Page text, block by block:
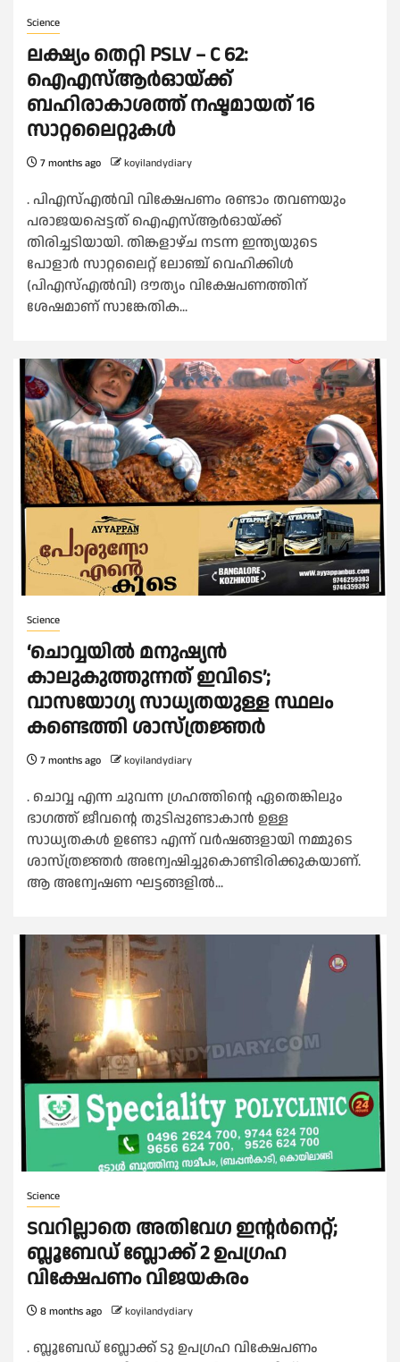
Science
ലക്ഷ്യം തെറ്റി PSLV – C 62:
ഐഎസ്ആർഓയ്ക്ക്
ബഹിരാകാശത്ത് നഷ്ടമായത് 16
സാറ്റലൈറ്റുകൾ
7 months ago koyilandydiary
. പിഎസ്എല്‍വി വിക്ഷേപണം രണ്ടാം തവണയും
പരാജയപ്പെട്ടത് ഐഎസ്ആർഓയ്ക്ക്
തിരിച്ചടിയായി. തിങ്കളാഴ്ച നടന്ന ഇന്ത്യയുടെ
പോളാർ സാറ്റലൈറ്റ് ലോഞ്ച് വെഹിക്കിൾ
(പിഎസ്എൽവി) ദൗത്യം വിക്ഷേപണത്തിന്
ശേഷമാണ് സാങ്കേതിക...
Science
‘ചൊവ്വയിൽ മനുഷ്യൻ
കാലുകുത്തുന്നത് ഇവിടെ’;
വാസയോഗ്യ സാധ്യതയുള്ള സ്ഥലം
കണ്ടെത്തി ശാസ്ത്രജ്ഞർ
7 months ago koyilandydiary
. ചൊവ്വ എന്ന ചുവന്ന ഗ്രഹത്തിന്റെ ഏതെങ്കിലും
ഭാഗത്ത് ജീവന്റെ തുടിപ്പുണ്ടാകാൻ ഉള്ള
സാധ്യതകൾ ഉണ്ടോ എന്ന് വർഷങ്ങളായി നമ്മുടെ
ശാസ്ത്രജ്ഞർ അന്വേഷിച്ചുകൊണ്ടിരിക്കുകയാണ്.
ആ അന്വേഷണ ഘട്ടങ്ങളിൽ...
Science
ടവറില്ലാതെ അതിവേഗ ഇന്റർനെറ്റ്;
ബ്ലൂബേഡ് ബ്ലോക്ക് 2 ഉപഗ്രഹ
വിക്ഷേപണം വിജയകരം
8 months ago koyilandydiary
. ബ്ലൂബേഡ് ബ്ലോക്ക് ടു ഉപഗ്രഹ വിക്ഷേപണം